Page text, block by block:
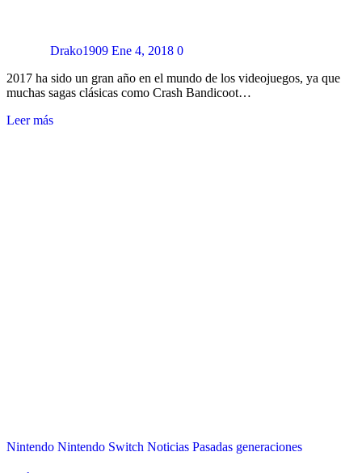
Drako1909 Ene 4, 2018 0
2017 ha sido un gran año en el mundo de los videojuegos, ya que
muchas sagas clásicas como Crash Bandicoot…
Leer más
Nintendo Nintendo Switch Noticias Pasadas generaciones